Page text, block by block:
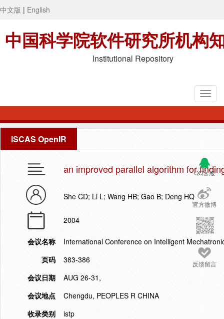
中文版 | English
中国科学院软件研究所机构
Institutional Repository
ISCAS OpenIR
QQ客服
官方微博
反馈留言
an improved parallel algorithm for
She CD; Li L; Wang HB; Gao B; Deng HQ
2004
会议名称
International Conference on Intelligent
页码
383-386
会议日期
AUG 26-31,
会议地点
Chengdu, PEOPLES R CHINA
收录类别
istp